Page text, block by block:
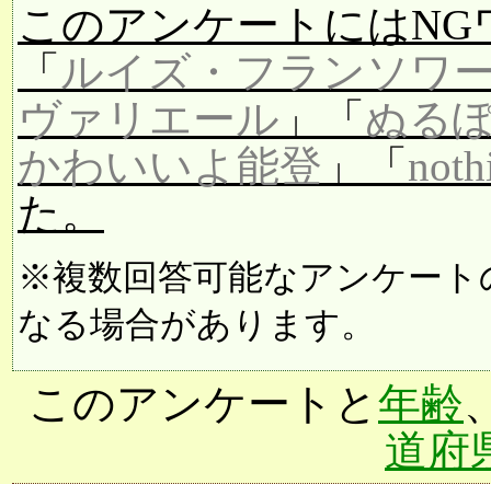
このアンケートにはNG
「 ルイズ・フランソワ
ヴァリエール 」「 ぬる
かわいいよ能登 」「
た。
※複数回答可能なアンケート
なる場合があります。
このアンケートと 年齢
道府